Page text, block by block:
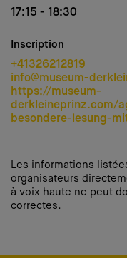
17:15 - 18:30
Inscription
+41326212819
info@museum-
https://museum-
derkleineprinz.com/
besondere-lesung-
Les informations
organisateurs
à voix haute ne peut
correctes.